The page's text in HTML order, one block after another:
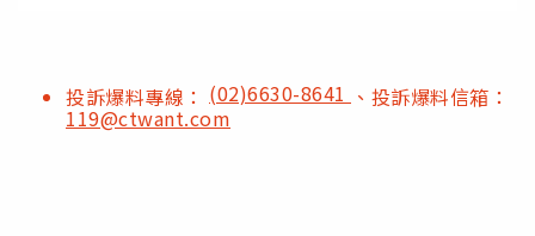
投訴爆料專線： (02)6630-8641 、投訴爆料信箱：
119@ctwant.com